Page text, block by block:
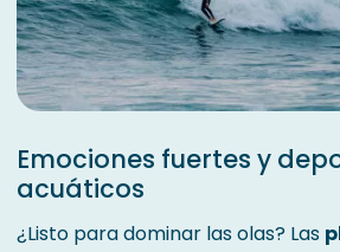
Emociones fuertes y
acuáticos
¿Listo para dominar las olas? Las